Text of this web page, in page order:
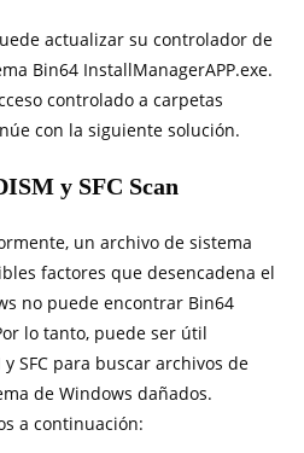
actualizar su controlador de
Bin64 InstallManagerAPP.exe.
controlado a carpetas
con la siguiente solución.
y SFC Scan
un archivo de sistema
factores que desencadena el
no puede encontrar Bin64
lo tanto, puede ser útil
SFC para buscar archivos de
de Windows dañados.
a continuación: